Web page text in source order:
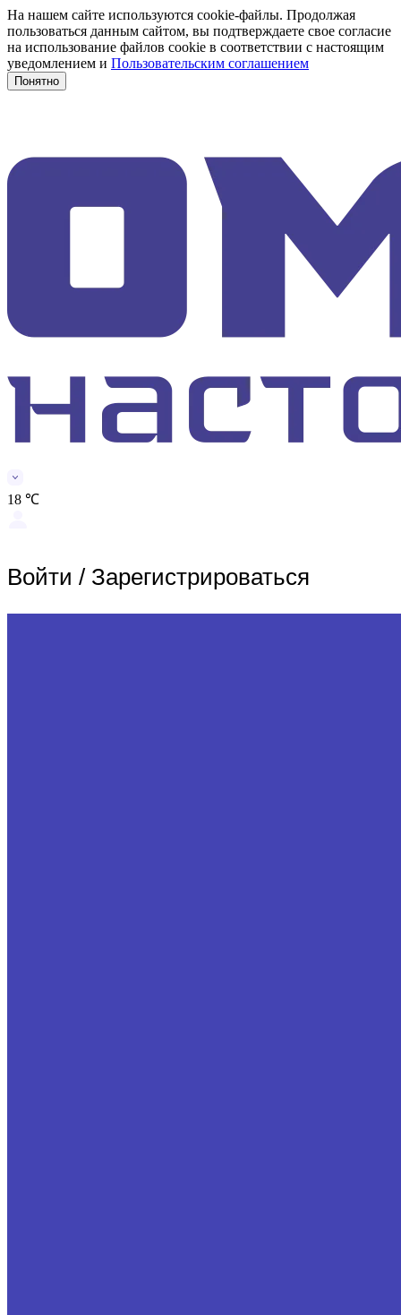
На нашем сайте используются cookie-файлы. Продолжая
пользоваться данным сайтом, вы подтверждаете свое согласие
на использование файлов cookie в соответствии с настоящим
уведомлением и Пользовательским соглашением
Понятно
18 ℃
Войти / Зарегистрироваться